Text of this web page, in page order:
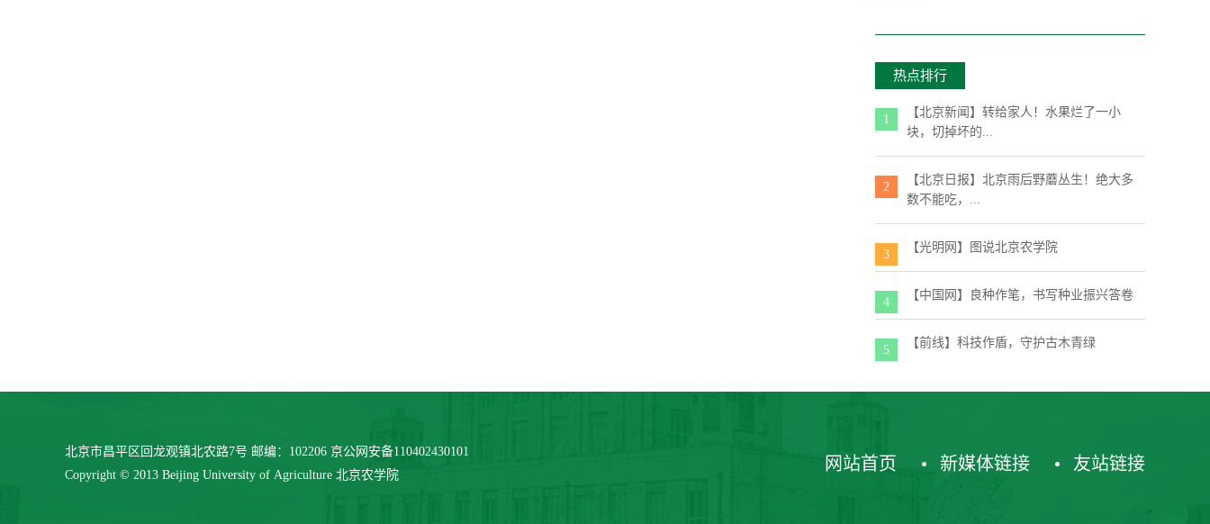
热点排行
1
【北京新闻】转给家人！水果烂了一小
块，切掉坏的...
2
【北京日报】北京雨后野蘑丛生！绝大多
数不能吃，...
3
【光明网】图说北京农学院
4
【中国网】良种作笔，书写种业振兴答卷
5
【前线】科技作盾，守护古木青绿
北京市昌平区回龙观镇北农路7号 邮编：102206 京公网安备110402430101
Copyright © 2013 Beijing University of Agriculture 北京农学院
网站首页 新媒体链接 友站链接